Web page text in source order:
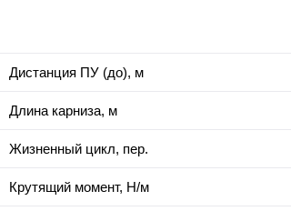
Дистанция ПУ (до), м
Длина карниза, м
Жизненный цикл, пер.
Крутящий момент, Н/м